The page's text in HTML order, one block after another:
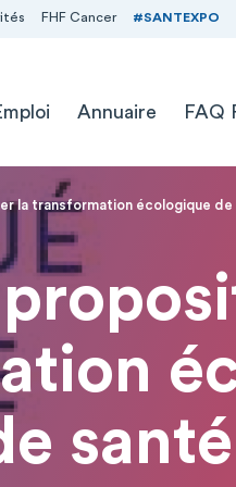
FHF Cancer #SANTEXPO
Annuaire FAQ
la transformation écologique